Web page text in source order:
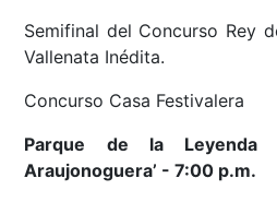
Semifinal del Concurso Rey
Vallenata Inédita.
Concurso Casa Festivalera
Parque de la Leyenda
Araujonoguera’ - 7:00 p.m.